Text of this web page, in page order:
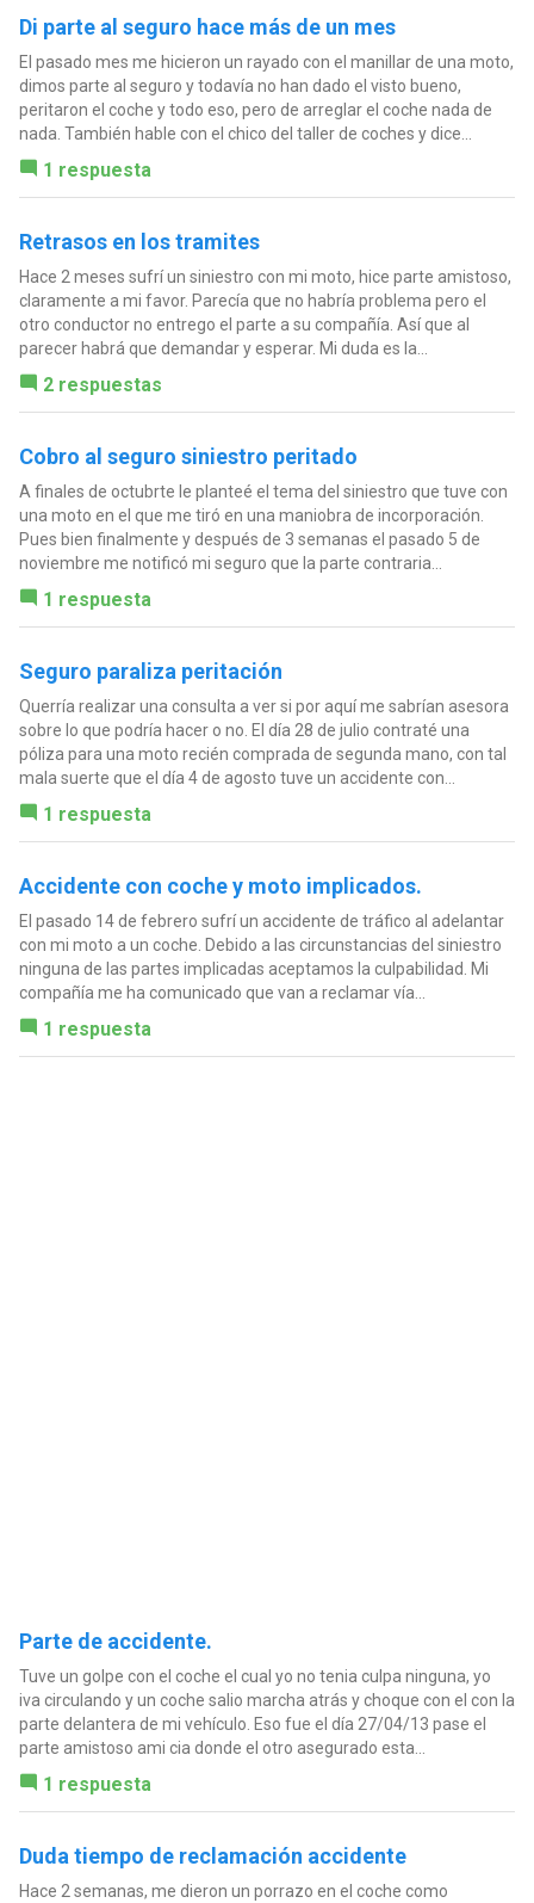
Di parte al seguro hace más de un mes
El pasado mes me hicieron un rayado con el manillar de una moto,
dimos parte al seguro y todavía no han dado el visto bueno,
peritaron el coche y todo eso, pero de arreglar el coche nada de
nada. También hable con el chico del taller de coches y dice...
1 respuesta
Retrasos en los tramites
Hace 2 meses sufrí un siniestro con mi moto, hice parte amistoso,
claramente a mi favor. Parecía que no habría problema pero el
otro conductor no entrego el parte a su compañía. Así que al
parecer habrá que demandar y esperar. Mi duda es la...
2 respuestas
Cobro al seguro siniestro peritado
A finales de octubrte le planteé el tema del siniestro que tuve con
una moto en el que me tiró en una maniobra de incorporación.
Pues bien finalmente y después de 3 semanas el pasado 5 de
noviembre me notificó mi seguro que la parte contraria...
1 respuesta
Seguro paraliza peritación
Querría realizar una consulta a ver si por aquí me sabrían asesora
sobre lo que podría hacer o no. El día 28 de julio contraté una
póliza para una moto recién comprada de segunda mano, con tal
mala suerte que el día 4 de agosto tuve un accidente con...
1 respuesta
Accidente con coche y moto implicados.
El pasado 14 de febrero sufrí un accidente de tráfico al adelantar
con mi moto a un coche. Debido a las circunstancias del siniestro
ninguna de las partes implicadas aceptamos la culpabilidad. Mi
compañía me ha comunicado que van a reclamar vía...
1 respuesta
Parte de accidente.
Tuve un golpe con el coche el cual yo no tenia culpa ninguna, yo
iva circulando y un coche salio marcha atrás y choque con el con la
parte delantera de mi vehículo. Eso fue el día 27/04/13 pase el
parte amistoso ami cia donde el otro asegurado esta...
1 respuesta
Duda tiempo de reclamación accidente
Hace 2 semanas, me dieron un porrazo en el coche como